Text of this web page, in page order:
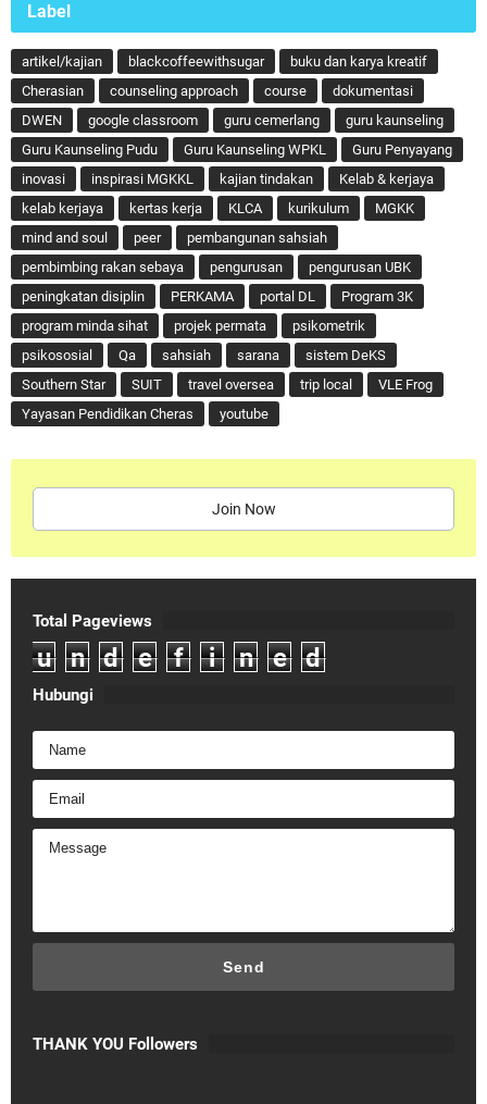
Label
artikel/kajian blackcoffeewithsugar
buku dan karya kreatif
Cherasian
counseling approach course
dokumentasi
DWEN
google classroom guru cemerlang
guru kaunseling
Guru Kaunseling Pudu
Guru Kaunseling WPKL
Guru Penyayang
inovasi
inspirasi MGKKL kajian tindakan
Kelab & kerjaya
kelab kerjaya
kertas kerja KLCA kurikulum
MGKK
mind and soul
peer
pembangunan sahsiah
pembimbing rakan sebaya
pengurusan
pengurusan UBK
peningkatan disiplin
PERKAMA portal DL
Program 3K
program minda sihat
projek permata
psikometrik
psikososial
Qa sahsiah sarana
sistem DeKS
Southern Star
SUIT travel oversea trip local
VLE Frog
Yayasan Pendidikan Cheras
youtube
Join Now
Total Pageviews
u n d e f i n e d
Hubungi
THANK YOU Followers